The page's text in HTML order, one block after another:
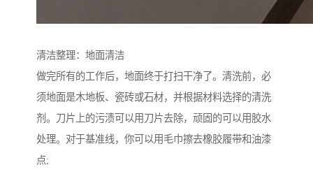
清洁整理：地面清洁
做完所有的工作后，地面终于打扫干净了。清洗前，必
须地面是木地板、瓷砖或石材，并根据材料选择的清洗
剂。刀片上的污渍可以用刀片去除，顽固的可以用胶水
处理。对于基准线，你可以用毛巾擦去橡胶履带和油漆
点;